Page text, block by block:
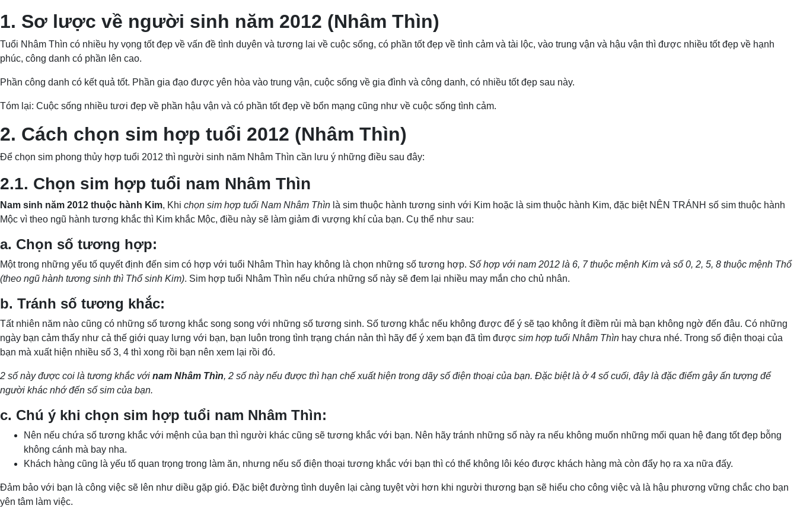
1. Sơ lược về người sinh năm 2012 (Nhâm Thìn)
Tuổi Nhâm Thìn có nhiều hy vọng tốt đẹp về vấn đề tình duyên và tương lai về cuộc sống, có phần tốt đẹp về tình cảm và tài lộc, vào trung vận và hậu vận thì được nhiều tốt đẹp về hạnh
phúc, công danh có phần lên cao.
Phần công danh có kết quả tốt. Phần gia đạo được yên hòa vào trung vận, cuộc sống về gia đình và công danh, có nhiều tốt đẹp sau này.
Tóm lại: Cuộc sống nhiều tươi đẹp về phần hậu vận và có phần tốt đẹp về bổn mạng cũng như về cuộc sống tình cảm.
2. Cách chọn sim hợp tuổi 2012 (Nhâm Thìn)
Để chọn sim phong thủy hợp tuổi 2012 thì người sinh năm Nhâm Thìn cần lưu ý những điều sau đây:
2.1. Chọn sim hợp tuổi nam Nhâm Thìn
Nam sinh năm 2012 thuộc hành Kim, Khi chọn sim hợp tuổi Nam Nhâm Thìn là sim thuộc hành tương sinh với Kim hoặc là sim thuộc hành Kim, đặc biệt NÊN TRÁNH số sim thuộc hành
Mộc vì theo ngũ hành tương khắc thì Kim khắc Mộc, điều này sẽ làm giảm đi vượng khí của bạn. Cụ thể như sau:
a. Chọn số tương hợp:
Một trong những yếu tố quyết định đến sim có hợp với tuổi Nhâm Thìn hay không là chọn những số tương hợp. Số hợp với nam 2012 là 6, 7 thuộc mệnh Kim và số 0, 2, 5, 8 thuộc mệnh Thổ
(theo ngũ hành tương sinh thì Thổ sinh Kim). Sim hợp tuổi Nhâm Thìn nếu chứa những số này sẽ đem lại nhiều may mắn cho chủ nhân.
b. Tránh số tương khắc:
Tất nhiên năm nào cũng có những số tương khắc song song với những số tương sinh. Số tương khắc nếu không được để ý sẽ tạo không ít điềm rủi mà bạn không ngờ đến đâu. Có những
ngày bạn cảm thấy như cả thế giới quay lưng với bạn, bạn luôn trong tình trạng chán nản thì hãy để ý xem bạn đã tìm được sim hợp tuổi Nhâm Thìn hay chưa nhé. Trong số điện thoại của
bạn mà xuất hiện nhiều số 3, 4 thì xong rồi bạn nên xem lại rồi đó.
2 số này được coi là tương khắc với nam Nhâm Thìn, 2 số này nếu được thì hạn chế xuất hiện trong dãy số điện thoại của bạn. Đặc biệt là ở 4 số cuối, đây là đặc điểm gây ấn tượng để
người khác nhớ đến số sim của bạn.
c. Chú ý khi chọn sim hợp tuổi nam Nhâm Thìn:
Nên nếu chứa số tương khắc với mệnh của bạn thì người khác cũng sẽ tương khắc với bạn. Nên hãy tránh những số này ra nếu không muốn những mối quan hệ đang tốt đẹp bỗng
không cánh mà bay nha.
Khách hàng cũng là yếu tố quan trọng trong làm ăn, nhưng nếu số điện thoại tương khắc với bạn thì có thể không lôi kéo được khách hàng mà còn đẩy họ ra xa nữa đấy.
Đảm bảo với bạn là công việc sẽ lên như diều gặp gió. Đặc biệt đường tình duyên lại càng tuyệt vời hơn khi người thương bạn sẽ hiểu cho công việc và là hậu phương vững chắc cho bạn
yên tâm làm việc.